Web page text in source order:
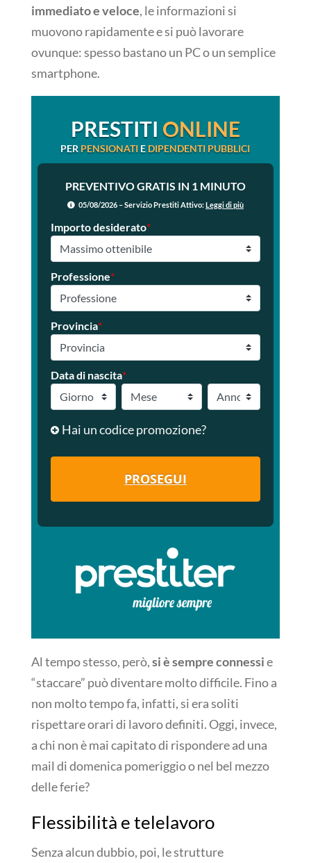
immediato e veloce, le informazioni si
muovono rapidamente e si può lavorare
ovunque: spesso bastano un PC o un semplice
smartphone.
PRESTITI ONLINE
PER PENSIONATI E DIPENDENTI PUBBLICI
PREVENTIVO GRATIS IN 1 MINUTO
05/08/2026 – Servizio Prestiti Attivo:Leggi di più
Importo desiderato*
Professione*
Provincia*
Data di nascita*
Hai un codice promozione?
PROSEGUI
Al tempo stesso, però,si è sempre connessie
“staccare” può diventare molto difficile. Fino a
non molto tempo fa, infatti, si era soliti
rispettare orari di lavoro definiti. Oggi, invece,
a chi non è mai capitato di rispondere ad una
mail di domenica pomeriggio o nel bel mezzo
delle ferie?
Flessibilità e telelavoro
Senza alcun dubbio, poi, le strutture